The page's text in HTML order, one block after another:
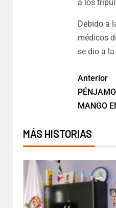
a los
Debido a
médicos
se dio a
Anterior
MANGO
MÁS HISTORIAS